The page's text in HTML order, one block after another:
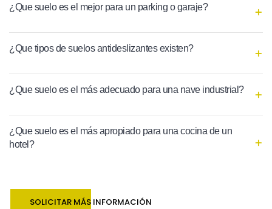
¿Que suelo es el mejor para un parking o garaje?
¿Que tipos de suelos antideslizantes existen?
¿Que suelo es el más adecuado para una nave industrial?
¿Que suelo es el más apropiado para una cocina de un
hotel?
SOLICITAR MÁS INFORMACIÓN